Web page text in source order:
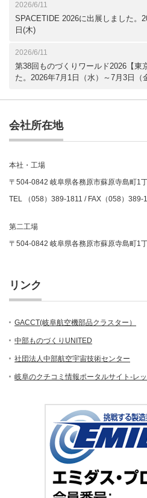
2026/6/11
SPACETIDE 2026に出展しました。
日(木)
2026/6/11
第38回ものづくりワールド2026【東
た。2026年7月1日（水）～7月3日（
会社所在地
本社・工場
〒504-0842 岐阜県各務原市蘇原寺島町1
TEL （058）389-1811 / FAX（058）389-
第二工場
〒504-0842 岐阜県各務原市蘇原寺島町1
リンク
GACCT(岐阜航空機部品クラスター）
中部ものづくりUNITED
社団法人中部航空宇宙技術センター
岐阜のクチコミ情報ポータルサイト-レ